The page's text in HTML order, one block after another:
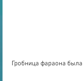
Гробница фараона